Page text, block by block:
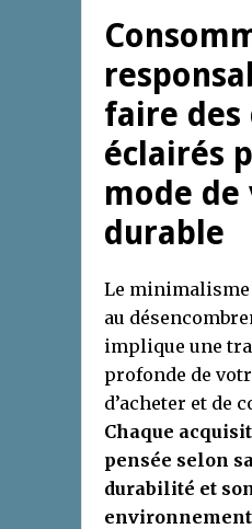
faire des
éclairés
mode de
durable
Le minimalisme
au
implique une
profonde de
d’acheter et de
Chaque
pensée selon
durabilité et